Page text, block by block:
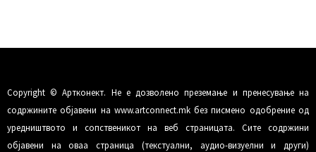
Copyright © Артконект. Не е дозволено преземање и пренесување на
содржините објавени на www.artconnect.mk без писмено одобрение од
уредништвото и сопственикот на веб страницата. Сите содржини
објавени на оваа страница (текстуални, аудио-визуелни и други)